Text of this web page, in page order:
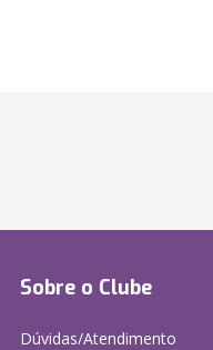
Sobre o Clube
Dúvidas/Atendimento